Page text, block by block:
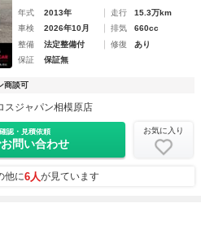
年式 2013年 走行
15.3万km
車検
2026年10月 排気
660cc
整備
法定整備付 修復
あり
保証
保証無
商談可
スジャパン相模原店
認・見積依頼
問い合わせ
お気に入り
他に6人が見ています